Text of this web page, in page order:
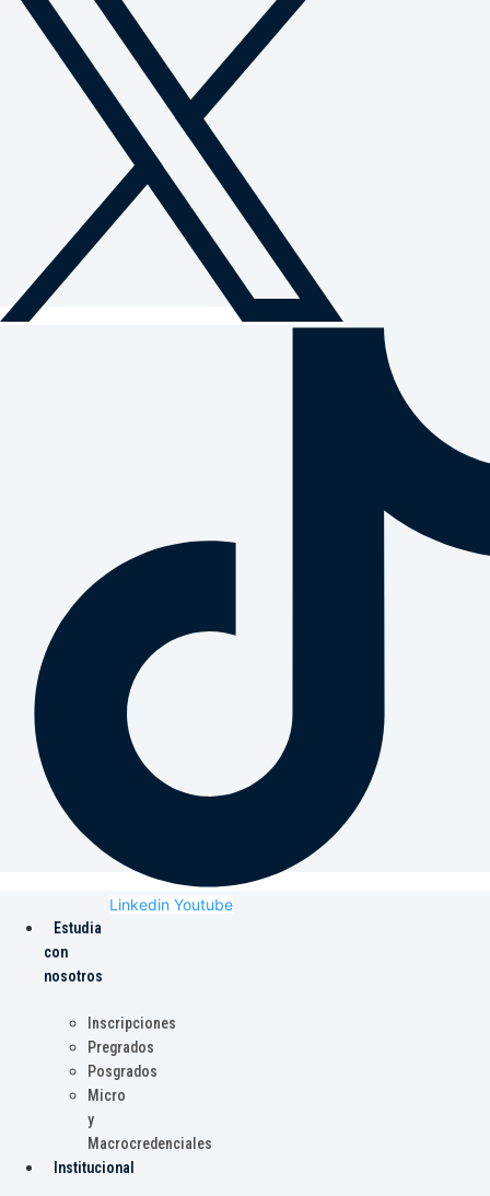
Linkedin Youtube
Estudia
con
nosotros
Inscripciones
Pregrados
Posgrados
Micro
y
Macrocredenciales
Institucional